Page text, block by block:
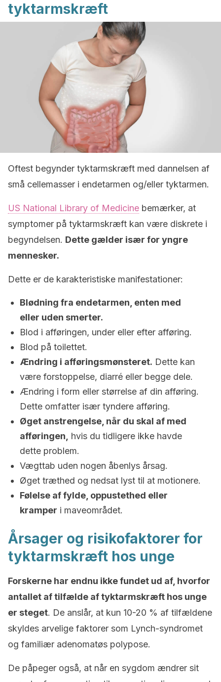
tyktarmskræft
Oftest begynder tyktarmskræft med dannelsen af
små cellemasser i endetarmen og/eller tyktarmen.
US National Library of Medicine bemærker, at
symptomer på tyktarmskræft kan være diskrete i
begyndelsen. Dette gælder især for yngre
mennesker.
Dette er de karakteristiske manifestationer:
Blødning fra endetarmen, enten med
eller uden smerter.
Blod i afføringen, under eller efter afføring.
Blod på toilettet.
Ændring i afføringsmønsteret. Dette kan
være forstoppelse, diarré eller begge dele.
Ændring i form eller størrelse af din afføring.
Dette omfatter især tyndere afføring.
Øget anstrengelse, når du skal af med
afføringen,
hvis du tidligere ikke havde
dette problem.
Vægttab uden nogen åbenlys årsag.
Øget træthed og nedsat lyst til at motionere.
Følelse af fylde, oppustethed eller
kramper i maveområdet.
Årsager og risikofaktorer for
tyktarmskræft hos unge
Forskerne har endnu ikke fundet ud af, hvorfor
antallet af tilfælde af tyktarmskræft hos unge
er steget. De anslår, at kun 10-20 % af tilfældene
skyldes arvelige faktorer som Lynch-syndromet
og familiær adenomatøs polypose.
De påpeger også, at når en sygdom ændrer sit